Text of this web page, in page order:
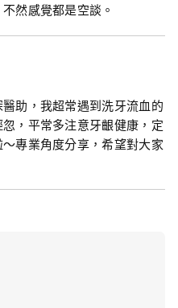
然感覺都是空談。
助，我超常遇到洗牙流血的
，平常多注意牙齦健康，定
專業角度分享，希望對大家